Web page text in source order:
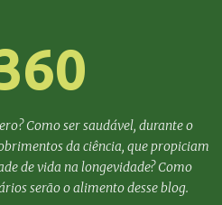
Como ser saudável, durante o
da ciência, que propiciam
de vida na longevidade? Como
serão o alimento desse blog.